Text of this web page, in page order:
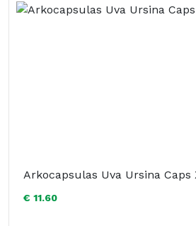
Arkocapsulas Uva Ursina Caps
€ 11.60